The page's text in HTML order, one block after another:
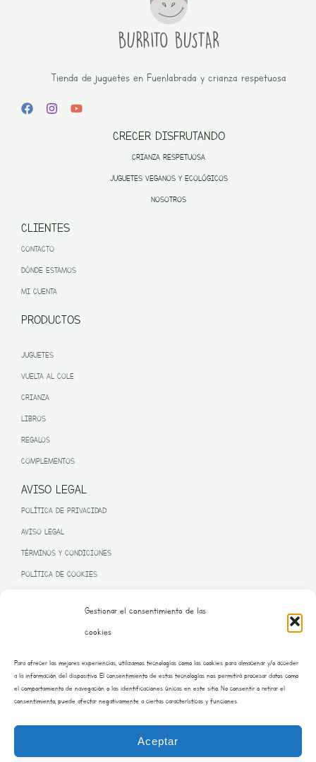
Gestionar el consentimiento de las
cookies
Para ofrecer las mejores experiencias, utilizamos tecnologías como las cookies para almacenar y/o acceder
a la información del dispositivo. El consentimiento de estas tecnologías nos permitirá procesar datos como
el comportamiento de navegación o las identificaciones únicas en este sitio. No consentir o retirar el
consentimiento, puede afectar negativamente a ciertas características y funciones.
Aceptar
Tienda de juguetes en Fuenlabrada y crianza respetuosa
CRECER DISFRUTANDO
CRIANZA RESPETUOSA
JUGUETES VEGANOS Y ECOLÓGICOS
NOSOTROS
CLIENTES
CONTACTO
DÓNDE ESTAMOS
MI CUENTA
PRODUCTOS
JUGUETES
VUELTA AL COLE
CRIANZA
LIBROS
REGALOS
COMPLEMENTOS
AVISO LEGAL
POLÍTICA DE PRIVACIDAD
AVISO LEGAL
TÉRMINOS Y CONDICIONES
POLÍTICA DE COOKIES
– NEXT GENERATION EU